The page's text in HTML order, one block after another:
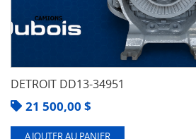
DETROIT DD13-34951
21 500,00 $
AJOUTER AU PANIER